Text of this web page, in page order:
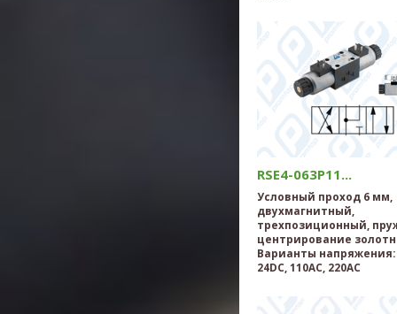
RSE4-063P11...
Условный проход 6 мм,
двухмагнитный,
трехпозиционный,
центрирование
Варианты напряжения:
24DC, 110AC, 220AC